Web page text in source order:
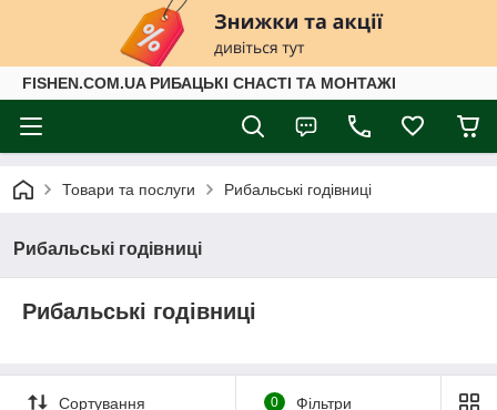
FISHEN.COM.UA РИБАЦЬКІ СНАСТІ ТА МОНТАЖІ
Товари та послуги Рибальські годівниці
Рибальські годівниці
Рибальські годівниці
Сортування 0 Фільтри